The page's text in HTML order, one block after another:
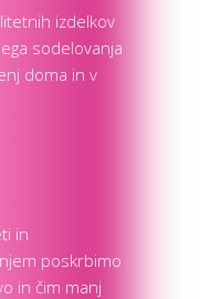
izdelkov
sodelovanja
doma in v
in
poskrbimo
in čim manj